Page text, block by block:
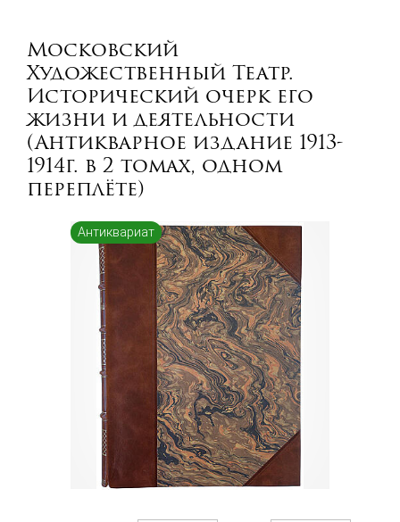
Московский
Художественный Театр.
Исторический очерк его
жизни и деятельности
(Антикварное издание 1913-
1914г. в 2 томах, одном
переплёте)
Антиквариат